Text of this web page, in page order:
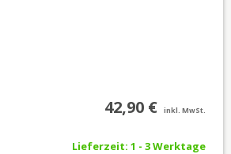
42,90 € inkl. MwSt.
Lieferzeit: 1 - 3 Werktage